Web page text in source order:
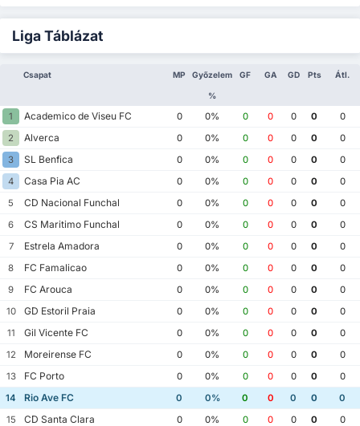
Liga Táblázat
Csapat MP Győzelem
%
GF GA GD Pts Átl.
1 Academico de Viseu FC 0 0% 0 0 0 0
0
2
Alverca 0 0% 0 0 0 0
0
3
SL Benfica 0 0% 0 0 0 0
0
4
Casa Pia AC 0 0% 0 0 0 0
0
5
CD Nacional Funchal 0 0% 0 0 0 0
0
6
CS Maritimo Funchal 0 0% 0 0 0 0
0
7
Estrela Amadora 0 0% 0 0 0 0
0
8
FC Famalicao 0 0% 0 0 0 0
0
9
FC Arouca 0 0% 0 0 0 0
0
10
GD Estoril Praia 0 0% 0 0 0 0
0
11
Gil Vicente FC 0 0% 0 0 0 0
0
12
Moreirense FC 0 0% 0 0 0 0
0
13
FC Porto 0 0% 0 0 0 0
0
14
Rio Ave FC 0 0% 0 0 0 0
0
15
CD Santa Clara 0 0% 0 0 0 0
0